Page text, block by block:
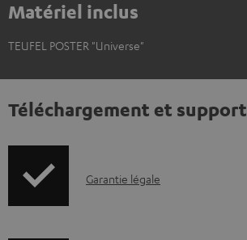
Matériel inclus
TEUFEL POSTER "Universe"
Téléchargement et support
IGarantie légale